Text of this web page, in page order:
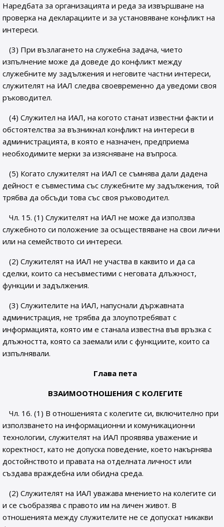
Наредбата за организацията и реда за извършване на
проверка на декларациите и за установяване конфликт на
интереси.
(3) При възлагането на служебна задача, чието
изпълнение може да доведе до конфликт между
служебните му задължения и неговите частни интереси,
служителят на ИАЛ следва своевременно да уведоми своя
ръководител.
(4) Служител на ИАЛ, на когото станат известни факти и
обстоятелства за възникнал конфликт на интереси в
администрацията, в която е назначен, предприема
необходимите мерки за изясняване на въпроса.
(5) Когато служителят на ИАЛ се съмнява дали дадена
дейност е съвместима със служебните му задължения, той
трябва да обсъди това със своя ръководител.
Чл. 15. (1) Служителят на ИАЛ не може да използва
служебното си положение за осъществяване на свои лични
или на семейството си интереси.
(2) Служителят на ИАЛ не участва в каквито и да са
сделки, които са несъвместими с неговата длъжност,
функции и задължения.
(3) Служителите на ИАЛ, напуснали държавната
администрация, не трябва да злоупотребяват с
информацията, която им е станала известна във връзка с
длъжността, която са заемали или с функциите, които са
изпълнявали.
Глава пета
ВЗАИМООТНОШЕНИЯ С КОЛЕГИТЕ
Чл. 16. (1) В отношенията с колегите си, включително при
използването на информационни и комуникационни
технологии, служителят на ИАЛ проявява уважение и
коректност, като не допуска поведение, което накърнява
достойнството и правата на отделната личност или
създава враждебна или обидна среда.
(2) Служителят на ИАЛ уважава мнението на колегите си
и се съобразява с правото им на личен живот. В
отношенията между служителите не се допускат никакви